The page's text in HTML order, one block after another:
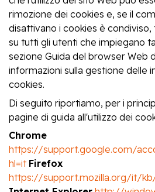
rimozione dei cookies e, se il
disattivano i cookies è
su tutti gli utenti che impiegano
sezione Guida del browser Web
informazioni sulla gestione delle
cookies.
Di seguito riportiamo, per i
pagine di guida all'utilizzo dei
Chrome
https://support.google.com/
hl=it Firefox
https://support.mozilla.org/it/